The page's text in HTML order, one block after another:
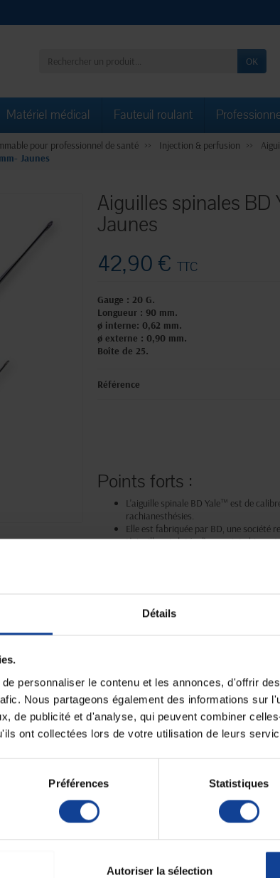
Détails
personnaliser le contenu et les annonces, d'offrir
Nous partageons également des informations sur
de publicité et d'analyse, qui peuvent combiner
ont collectées lors de votre utilisation de leurs
Préférences Statistiques
Autoriser la sélection
OK
Matériel médical Fauteuil roulant
pour professionnel de santé Injection & perfusion
Jaunes
Aiguilles spinales
Jaunes
42,90 €TTC
Gauge : 20 G.
Longueur : 90 mm.
ø interne: 0,62 mm.
ø externe : 0,90 mm.
Boîte de 25.
Référence
Points forts :
L'aiguille spinale BD Yale™ est de
rachianesthésies.
Elle est fabriquée par BD, une société
L'aiguille est dotée d'une pointe
Elle est équipée d'une butée à
L'aiguille est également équipée d'un
de contamination.
Paiement en ligne 100% sécurisé par
et tranchant.
reflux du LCR.
Fiche
nombre
Unité de
type